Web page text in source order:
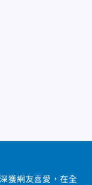
獲網友喜愛，在全